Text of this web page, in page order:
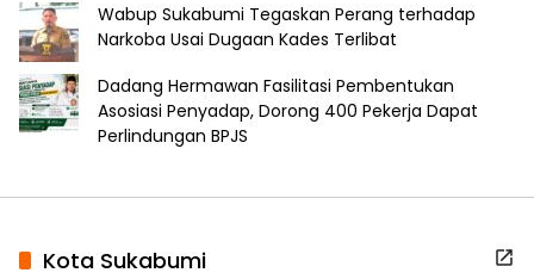
Wabup Sukabumi Tegaskan Perang terhadap
Narkoba Usai Dugaan Kades Terlibat
Dadang Hermawan Fasilitasi Pembentukan
Asosiasi Penyadap, Dorong 400 Pekerja Dapat
Perlindungan BPJS
Kota Sukabumi